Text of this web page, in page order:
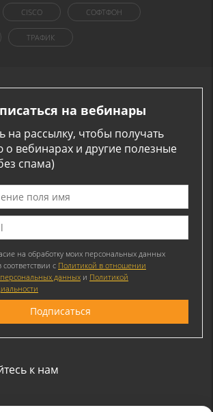
CISCO СОФТФОН
ТРАФИК
на вебинары
на рассылку, чтобы получать
вебинарах и другие полезные
спама)
на обработку моих персональных данных
соответствии с Политикой в отношении
данных и Политикой
к нам